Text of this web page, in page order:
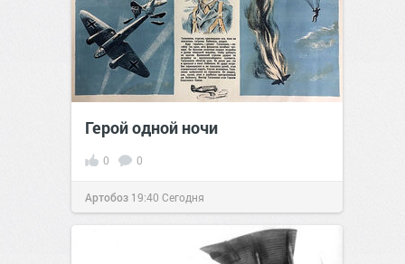
Герой одной ночи
0 0
Артобоз 19:40 Сегодня